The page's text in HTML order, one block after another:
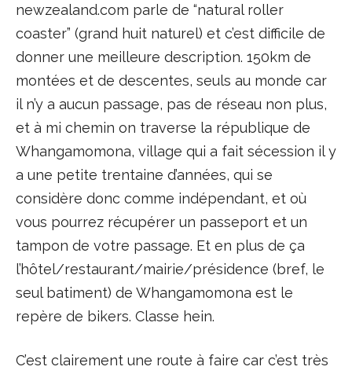
newzealand.com parle de “natural roller
coaster” (grand huit naturel) et c’est difficile de
donner une meilleure description. 150km de
montées et de descentes, seuls au monde car
il n’y a aucun passage, pas de réseau non plus,
et à mi chemin on traverse la république de
Whangamomona, village qui a fait sécession il y
a une petite trentaine d’années, qui se
considère donc comme indépendant, et où
vous pourrez récupérer un passeport et un
tampon de votre passage. Et en plus de ça
l’hôtel/restaurant/mairie/présidence (bref, le
seul batiment) de Whangamomona est le
repère de bikers. Classe hein.
C’est clairement une route à faire car c’est très